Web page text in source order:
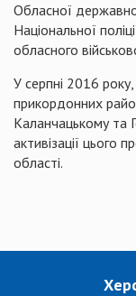
Обласної
Національної
обласного
У серпні 2016
прикордонних
Каланчацькомута
активізації цього
області.